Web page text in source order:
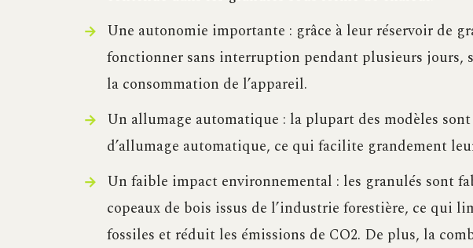
Une autonomie importante : grâce à leur réservoir de
fonctionner sans interruption pendant plusieurs jours,
la consommation de l’appareil.
Un allumage automatique : la plupart des modèles sont
d’allumage automatique, ce qui facilite grandement
Un faible impact environnemental : les granulés sont
copeaux de bois issus de l’industrie forestière, ce qui
fossiles et réduit les émissions de CO2. De plus, la